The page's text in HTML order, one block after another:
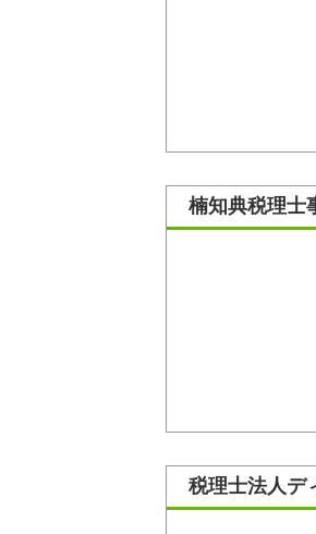
楠知典税理士
税理士法人デ